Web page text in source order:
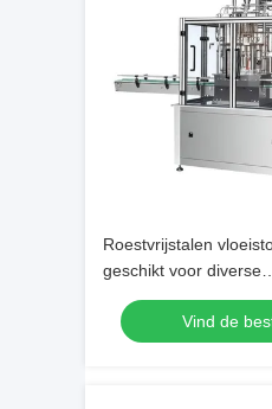
Roestvrijstalen
geschikt voor diverse
vuloplossingenVind de